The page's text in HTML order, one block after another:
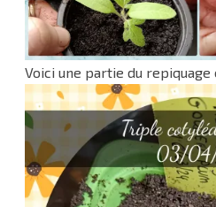
Voici une partie du